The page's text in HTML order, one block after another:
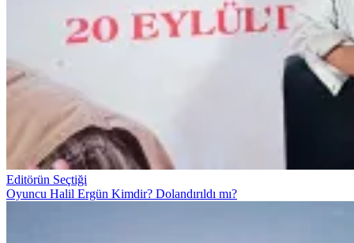
Editörün Seçtiği
Oyuncu Halil Ergün Kimdir? Dolandırıldı mı?